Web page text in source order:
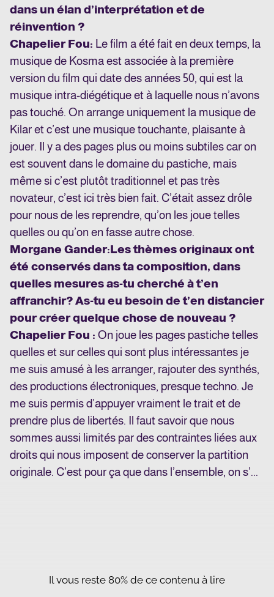
dans un élan d’interprétation et de
réinvention ?
Chapelier Fou: Le film a été fait en deux temps, la
musique de Kosma est associée à la première
version du film qui date des années 50, qui est la
musique intra-diégétique et à laquelle nous n’avons
pas touché. On arrange uniquement la musique de
Kilar et c’est une musique touchante, plaisante à
jouer. Il y a des pages plus ou moins subtiles car on
est souvent dans le domaine du pastiche, mais
même si c’est plutôt traditionnel et pas très
novateur, c’est ici très bien fait. C’était assez drôle
pour nous de les reprendre, qu’on les joue telles
quelles ou qu’on en fasse autre chose.
Morgane Gander:Les thèmes originaux ont
été conservés dans ta composition, dans
quelles mesures as-tu cherché à t’en
affranchir? As-tu eu besoin de t’en distancier
pour créer quelque chose de nouveau ?
Chapelier Fou : On joue les pages pastiche telles
quelles et sur celles qui sont plus intéressantes je
me suis amusé à les arranger, rajouter des synthés,
des productions électroniques, presque techno. Je
me suis permis d’appuyer vraiment le trait et de
prendre plus de libertés. Il faut savoir que nous
sommes aussi limités par des contraintes liées aux
droits qui nous imposent de conserver la partition
originale. C’est pour ça que dans l’ensemble, on s’...
Il vous reste 80% de ce contenu à lire